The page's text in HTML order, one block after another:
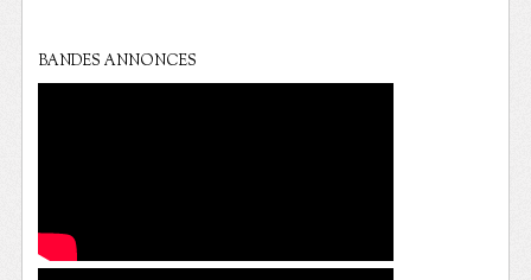
BANDES ANNONCES